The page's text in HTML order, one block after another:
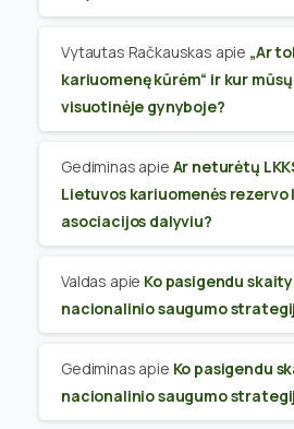
Vytautas Račkauskas apie „Ar
kariuomenę kūrėm“ ir kur
visuotinėje gynyboje?
Gediminas apie Ar neturėtų
Lietuvos kariuomenės rezervo
asociacijos dalyviu?
Valdas apie Ko pasigendu
nacionalinio saugumo
Gediminas apie Ko pasigendu
nacionalinio saugumo